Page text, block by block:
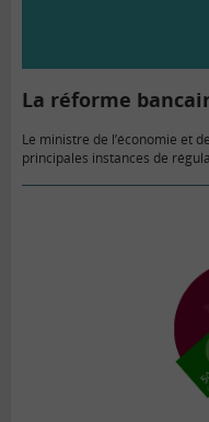
La réforme
Le ministre de l’économie et
principales instances de